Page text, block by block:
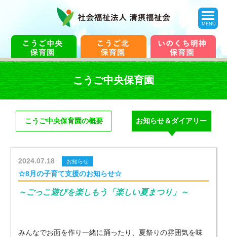
toggle
navigation
MENU
こうご中央保育園
こうご中央保育園の概要 お知らせ＆ダイアリー
2024.07.18 お知らせ
☆8月の子育て支援のお知らせ☆
～ごっこ遊びを楽しもう「楽しい夏まつり」～
みんなでお面を作り一緒に踊ったり、夏祭りの雰囲気を味